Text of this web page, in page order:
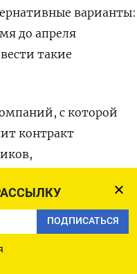
ПОДПИСАТЬСЯ
варианты:
до апреля
такие
с которой
контракт
продукция уже
властей, а также